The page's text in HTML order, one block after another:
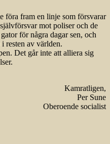
föra fram en linje som försvarar
mot poliser och de
för några dagar sen, och
resten av världen.
Det går inte att alliera sig
Kamratligen,
Per Sune
Oberoende socialist